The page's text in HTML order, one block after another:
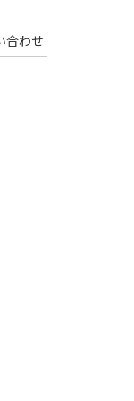
合わせ